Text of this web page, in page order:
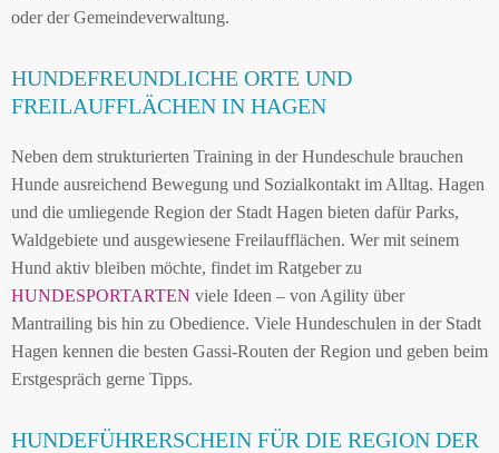
oder der Gemeindeverwaltung.
HUNDEFREUNDLICHE ORTE UND
FREILAUFFLÄCHEN IN HAGEN
Neben dem strukturierten Training in der Hundeschule brauchen
Hunde ausreichend Bewegung und Sozialkontakt im Alltag. Hagen
und die umliegende Region der Stadt Hagen bieten dafür Parks,
Waldgebiete und ausgewiesene Freilaufflächen. Wer mit seinem
Hund aktiv bleiben möchte, findet im Ratgeber zu
HUNDESPORTARTEN viele Ideen – von Agility über
Mantrailing bis hin zu Obedience. Viele Hundeschulen in der Stadt
Hagen kennen die besten Gassi-Routen der Region und geben beim
Erstgespräch gerne Tipps.
HUNDEFÜHRERSCHEIN FÜR DIE REGION DER